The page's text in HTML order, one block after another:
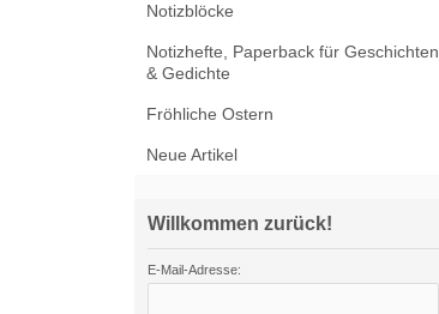
Notizblöcke
Notizhefte, Paperback für Geschichten
& Gedichte
Fröhliche Ostern
Neue Artikel
Willkommen zurück!
E-Mail-Adresse: